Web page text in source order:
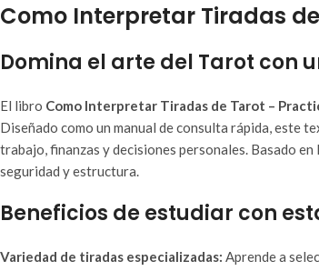
Como Interpretar Tiradas
Domina el arte del Tarot
El libro Como Interpretar Tiradas de Tarot –
Diseñado como un manual de consulta rápida, este
trabajo, finanzas y decisiones personales. Basado
seguridad y estructura.
Beneficios de estudiar con
Variedad de tiradas especializadas: Aprende a